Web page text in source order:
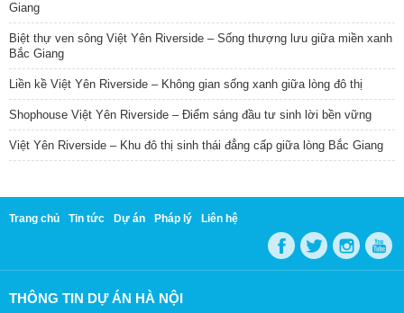
Giang
Biệt thự ven sông Việt Yên Riverside – Sống thượng lưu giữa miền xanh
Bắc Giang
Liền kề Việt Yên Riverside – Không gian sống xanh giữa lòng đô thị
Shophouse Việt Yên Riverside – Điểm sáng đầu tư sinh lời bền vững
Việt Yên Riverside – Khu đô thị sinh thái đẳng cấp giữa lòng Bắc Giang
Trang chủ Tin tức Dự án Pháp lý Liên hệ
THÔNG TIN DỰ ÁN HÀ NỘI